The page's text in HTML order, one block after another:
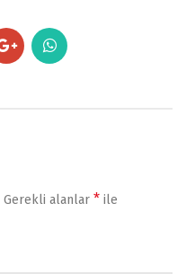
Gerekli alanlar * ile